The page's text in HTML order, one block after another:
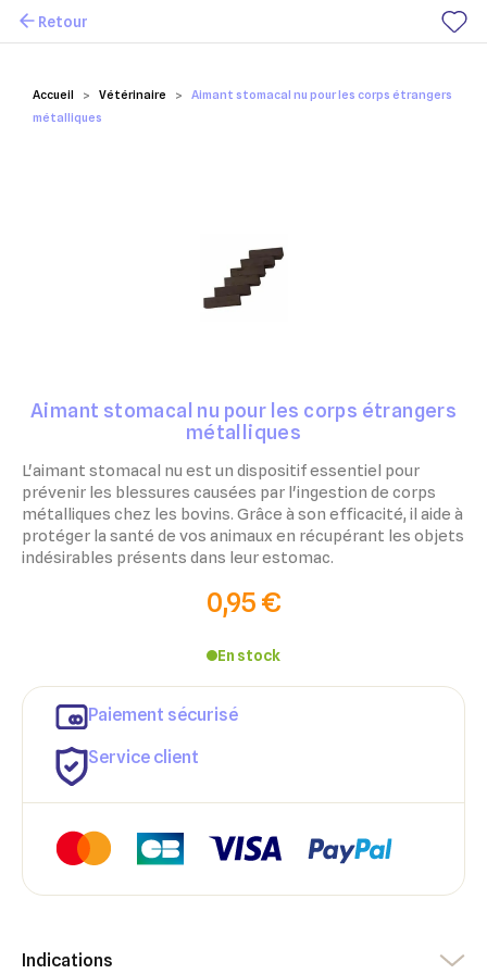
Mes favoris
Accueil Vétérinaire
Aimant stomacal nu pour les corps étrangers
métalliques
Retour
Aimant stomacal nu pour les corps étrangers
métalliques
L'aimant stomacal nu est un dispositif essentiel pour
prévenir les blessures causées par l'ingestion de corps
métalliques chez les bovins. Grâce à son efficacité, il aide à
protéger la santé de vos animaux en récupérant les objets
indésirables présents dans leur estomac.
0,95 €
En stock
Paiement sécurisé
Service client
Indications
Créer une liste d'envies ×
Connexion ×